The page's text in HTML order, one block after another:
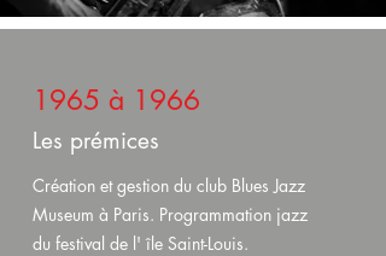
1965 à 1966
Les prémices
Création et gestion du club Blues Jazz
Museum à Paris. Programmation jazz
du festival de l' île Saint-Louis.